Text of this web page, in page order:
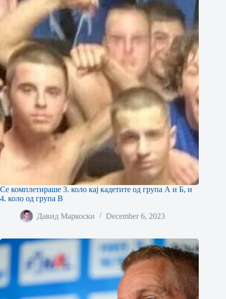
Се комплетираше 3. коло кај кадетите од група А и Б, и
4. коло од група В
Давид Маркоски December 6, 2023